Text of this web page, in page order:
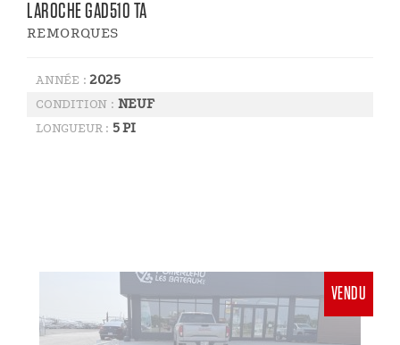
LAROCHE GAD510 TA
REMORQUES
ANNÉE :2025
CONDITION : NEUF
LONGUEUR : 5 PI
VENDU